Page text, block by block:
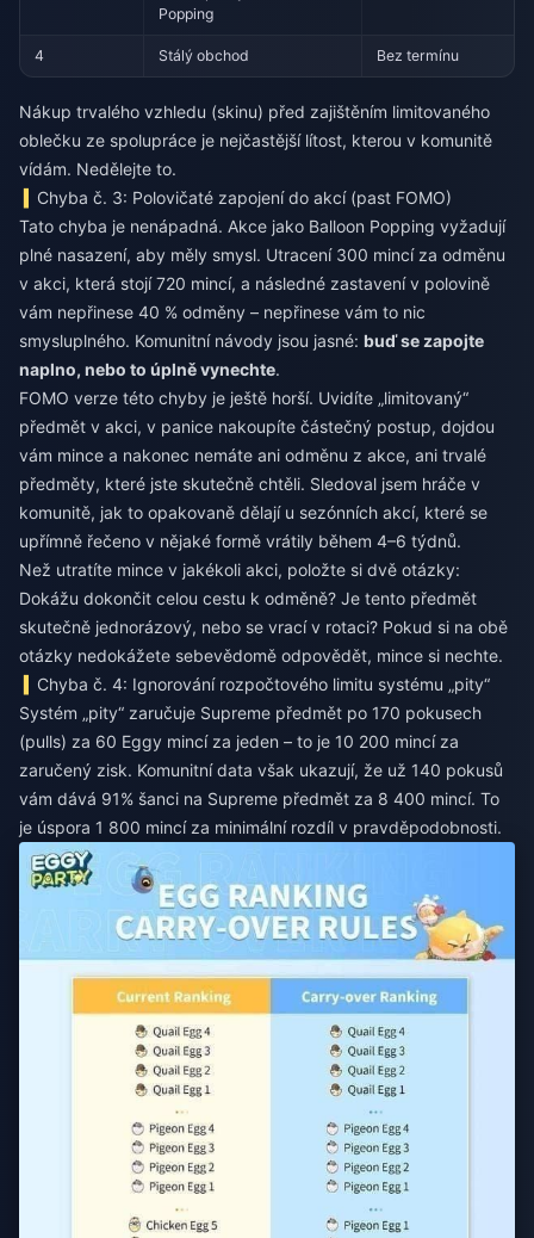
Popping
4 Stálý obchod Bez termínu
Nákup trvalého vzhledu (skinu) před zajištěním limitovaného
oblečku ze spolupráce je nejčastější lítost, kterou v komunitě
vídám. Nedělejte to.
Chyba č. 3: Polovičaté zapojení do akcí (past FOMO)
Tato chyba je nenápadná. Akce jako Balloon Popping vyžadují
plné nasazení, aby měly smysl. Utracení 300 mincí za odměnu
v akci, která stojí 720 mincí, a následné zastavení v polovině
vám nepřinese 40 % odměny – nepřinese vám to nic
smysluplného. Komunitní návody jsou jasné: buď se zapojte
naplno, nebo to úplně vynechte.
FOMO verze této chyby je ještě horší. Uvidíte „limitovaný“
předmět v akci, v panice nakoupíte částečný postup, dojdou
vám mince a nakonec nemáte ani odměnu z akce, ani trvalé
předměty, které jste skutečně chtěli. Sledoval jsem hráče v
komunitě, jak to opakovaně dělají u sezónních akcí, které se
upřímně řečeno v nějaké formě vrátily během 4–6 týdnů.
Než utratíte mince v jakékoli akci, položte si dvě otázky:
Dokážu dokončit celou cestu k odměně? Je tento předmět
skutečně jednorázový, nebo se vrací v rotaci? Pokud si na obě
otázky nedokážete sebevědomě odpovědět, mince si nechte.
Chyba č. 4: Ignorování rozpočtového limitu systému „pity“
Systém „pity“ zaručuje Supreme předmět po 170 pokusech
(pulls) za 60 Eggy mincí za jeden – to je 10 200 mincí za
zaručený zisk. Komunitní data však ukazují, že už 140 pokusů
vám dává 91% šanci na Supreme předmět za 8 400 mincí. To
je úspora 1 800 mincí za minimální rozdíl v pravděpodobnosti.